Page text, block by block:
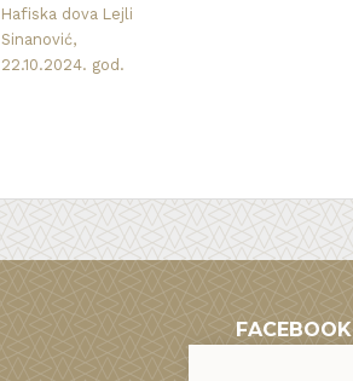
Hafiska dova Lejli
Sinanović,
22.10.2024. god.
FACEBOOK